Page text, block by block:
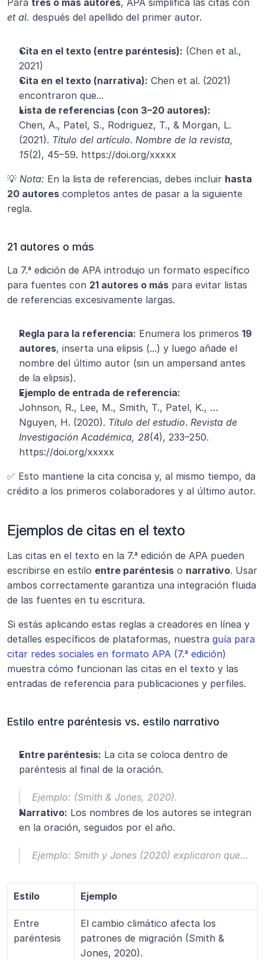
Para tres o más autores
et al. después del apellido del primer autor.
Cita en el texto (entre paréntesis): (Chen et al.,
2021)
Cita en el texto (narrativa): Chen et al. (2021)
encontraron que...
Lista de referencias (con 3–20 autores):
Chen, A., Patel, S., Rodriguez, T., & Morgan, L.
(2021). Título del artículo. Nombre de la revista,
15(2), 45–59. https://doi.org/xxxxx
💡 Nota: En la lista de referencias, debes incluir hasta
20 autores completos antes de pasar a la siguiente
regla.
21 autores o más
La 7.ª edición de APA introdujo un formato específico
para fuentes con 21 autores o más para evitar listas
de referencias excesivamente largas.
Regla para la referencia: Enumera los primeros 19
autores, inserta una elipsis (...) y luego añade el
nombre del último autor (sin un ampersand antes
de la elipsis).
Ejemplo de entrada de referencia:
Johnson, R., Lee, M., Smith, T., Patel, K., …
Nguyen, H. (2020). Título del estudio. Revista de
Investigación Académica, 28(4), 233–250.
https://doi.org/xxxxx
✅ Esto mantiene la cita concisa y, al mismo tiempo, da
crédito a los primeros colaboradores y al último autor.
Ejemplos de citas en el texto
Las citas en el texto en la 7.ª edición de APA pueden
escribirse en estilo entre paréntesis o narrativo. Usar
ambos correctamente garantiza una integración fluida
de las fuentes en tu escritura.
Si estás aplicando estas reglas a creadores en línea y
detalles específicos de plataformas, nuestra guía para
citar redes sociales en formato APA (7.ª edición)
muestra cómo funcionan las citas en el texto y las
entradas de referencia para publicaciones y perfiles.
Estilo entre paréntesis vs. estilo narrativo
Entre paréntesis: La cita se coloca dentro de
paréntesis al final de la oración.
Ejemplo: (Smith & Jones, 2020).
Narrativo: Los nombres de los autores se integran
en la oración, seguidos por el año.
Ejemplo: Smith y Jones (2020) explicaron que…
Estilo Ejemplo
Entre
paréntesis
El cambio climático afecta los
patrones de migración (Smith &
Jones, 2020).